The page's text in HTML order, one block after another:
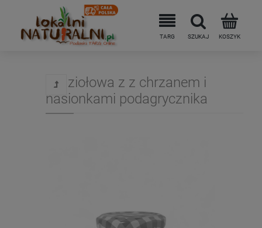
Sól ziołowa z z chrzanem i
nasionkami podagrycznika